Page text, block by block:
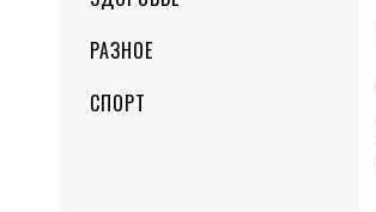
РАЗНОЕ
СПОРТ